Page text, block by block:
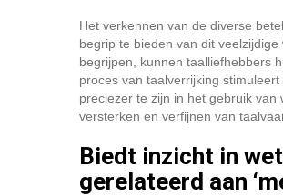
Het verkennen van de diverse
begrip te bieden van dit
begrijpen, kunnen taalliefhebbers
proces van taalverrijking
preciezer te zijn in het gebruik van
versterken en verfijnen van
Biedt inzicht in
gerelateerd aan